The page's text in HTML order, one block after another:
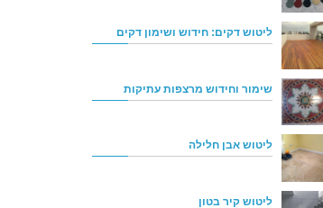
ליטוש דקים: חידוש ושימון דקים
שימור וחידוש מרצפות עתיקות
ליטוש אבן חלילה
ליטוש קיר בטון